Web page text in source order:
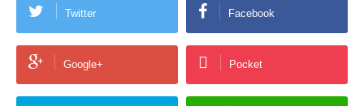
Twitter Facebook
Google+ Pocket